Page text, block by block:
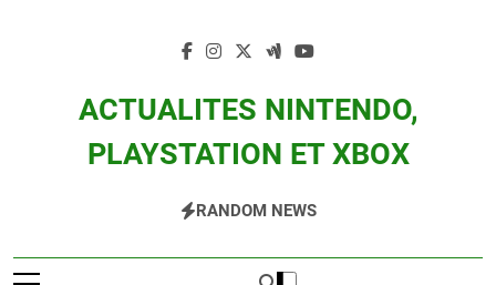
ACTUALITES NINTENDO,
PLAYSTATION ET XBOX
Zelda, Splatoon, Pokemon Entre Autres
RANDOM NEWS